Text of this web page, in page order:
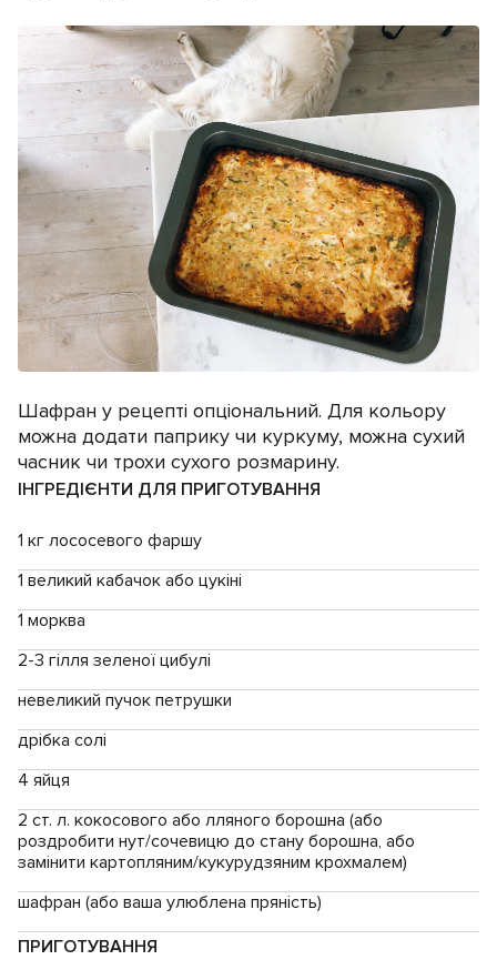
Шафран у рецепті опціональний. Для кольору
можна додати паприку чи куркуму, можна сухий
часник чи трохи сухого розмарину.
ІНГРЕДІЄНТИ ДЛЯ ПРИГОТУВАННЯ
1 кг лососевого фаршу
1 великий кабачок або цукіні
1 морква
2-3 гілля зеленої цибулі
невеликий пучок петрушки
дрібка солі
4 яйця
2 ст. л. кокосового або лляного борошна (або
роздробити нут/сочевицю до стану борошна, або
замінити картопляним/кукурудзяним крохмалем)
шафран (або ваша улюблена пряність)
ПРИГОТУВАННЯ